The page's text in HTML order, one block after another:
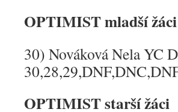
OPTIMIST mladší žáci
30) Nováková Nela YC
OPTIMIST starší žáci